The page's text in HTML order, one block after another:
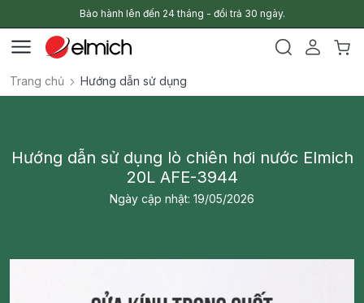
Bảo hành lên đến 24 tháng - đổi trả 30 ngày.
Trang chủ Hướng dẫn sử dụng
Hướng dẫn sử dụng lò chiên hơi nước Elmich
20L AFE-3944
Ngày cập nhật: 19/05/2026